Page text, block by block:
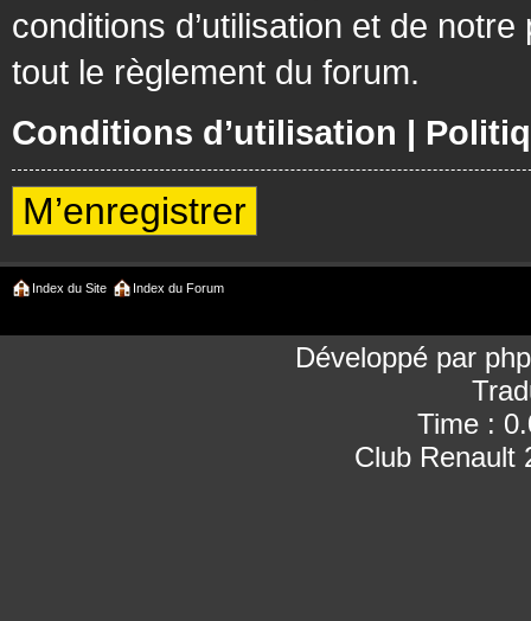
conditions d’utilisation et de
tout le règlement du forum.
Conditions d’utilisation |
M’enregistrer
Index du Site Index du Forum
Développé par
Time :
Club Renault